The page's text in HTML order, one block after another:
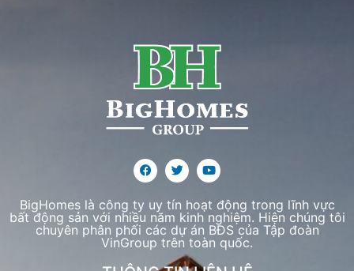
BigHomes là công ty uy tín hoạt động trong lĩnh vực
bất động sản với nhiều năm kinh nghiệm. Hiện chúng tôi
chuyên phân phối các dự án BĐS của Tập đoàn
VinGroup trên toàn quốc.